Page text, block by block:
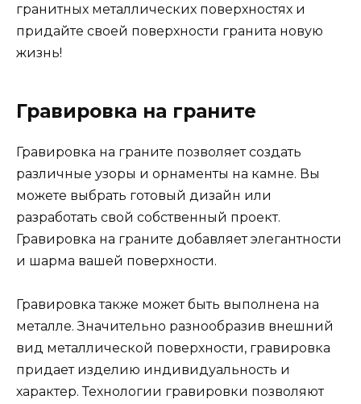
гранитных металлических поверхностях и
придайте своей поверхности гранита новую
жизнь!
Гравировка на граните
Гравировка на граните позволяет создать
различные узоры и орнаменты на камне. Вы
можете выбрать готовый дизайн или
разработать свой собственный проект.
Гравировка на граните добавляет элегантности
и шарма вашей поверхности.
Гравировка также может быть выполнена на
металле. Значительно разнообразив внешний
вид металлической поверхности, гравировка
придает изделию индивидуальность и
характер. Технологии гравировки позволяют